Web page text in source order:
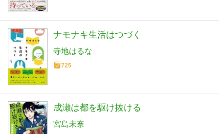
ナモナキ生活はつづく
寺地はるな
725
成瀬は都を駆け抜ける
宮島未奈